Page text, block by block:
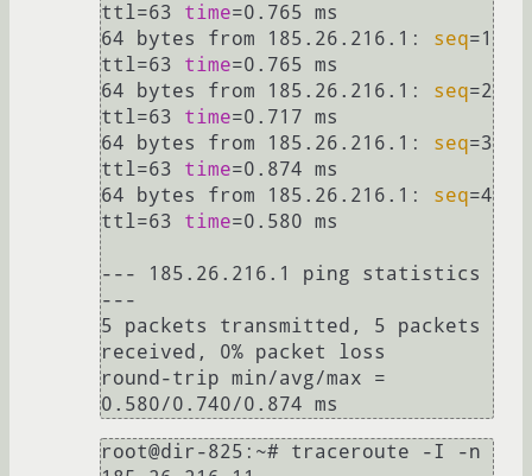
ttl=63 time=0.765 ms
64 bytes from 185.26.216.1: seq=1
ttl=63 time=0.765 ms
64 bytes from 185.26.216.1: seq=2
ttl=63 time=0.717 ms
64 bytes from 185.26.216.1: seq=3
ttl=63 time=0.874 ms
64 bytes from 185.26.216.1: seq=4
ttl=63 time=0.580 ms
--- 185.26.216.1 ping statistics
---
5 packets transmitted, 5 packets
received, 0% packet loss
round-trip min/avg/max =
root@dir-825:~# traceroute -I -n